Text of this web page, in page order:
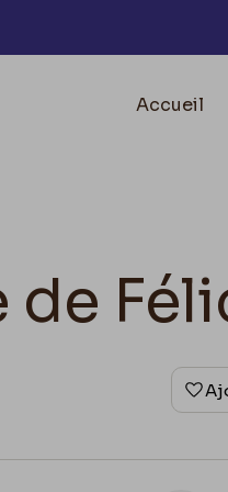
Accueil
de